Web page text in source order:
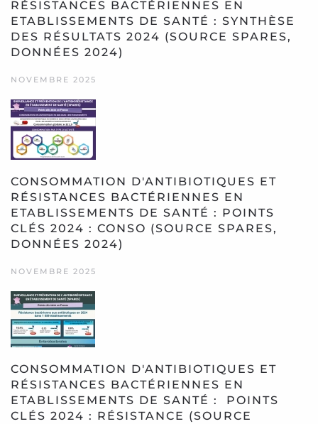
RÉSISTANCES BACTÉRIENNES EN
ETABLISSEMENTS DE SANTÉ : SYNTHÈSE
DES RÉSULTATS 2024 (SOURCE SPARES,
DONNÉES 2024)
NOVEMBRE 2025
CONSOMMATION D'ANTIBIOTIQUES ET
RÉSISTANCES BACTÉRIENNES EN
ETABLISSEMENTS DE SANTÉ : POINTS
CLÉS 2024 : CONSO (SOURCE SPARES,
DONNÉES 2024)
NOVEMBRE 2025
CONSOMMATION D'ANTIBIOTIQUES ET
RÉSISTANCES BACTÉRIENNES EN
ETABLISSEMENTS DE SANTÉ : POINTS
CLÉS 2024 : RÉSISTANCE (SOURCE